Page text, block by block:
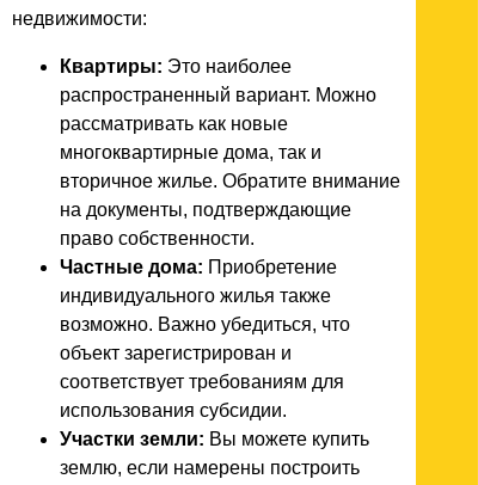
недвижимости:
Квартиры: Это наиболее
распространенный вариант. Можно
рассматривать как новые
многоквартирные дома, так и
вторичное жилье. Обратите внимание
на документы, подтверждающие
право собственности.
Частные дома: Приобретение
индивидуального жилья также
возможно. Важно убедиться, что
объект зарегистрирован и
соответствует требованиям для
использования субсидии.
Участки земли: Вы можете купить
землю, если намерены построить